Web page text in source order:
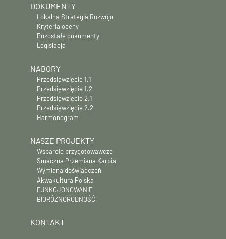
DOKUMENTY
Lokalna Strategia Rozwoju
Kryteria oceny
Pozostałe dokumenty
Legislacja
NABORY
Przedsięwzięcie 1.1
Przedsięwzięcie 1.2
Przedsięwzięcie 2.1
Przedsięwzięcie 2.2
Harmonogram
NASZE PROJEKTY
Wsparcie przygotowawcze
Smaczna Przemiana Karpia
Wymiana doświadczeń
Akwakultura Polska
FUNKCJONOWANIE
BIORÓŻNORODNOŚĆ
KONTAKT